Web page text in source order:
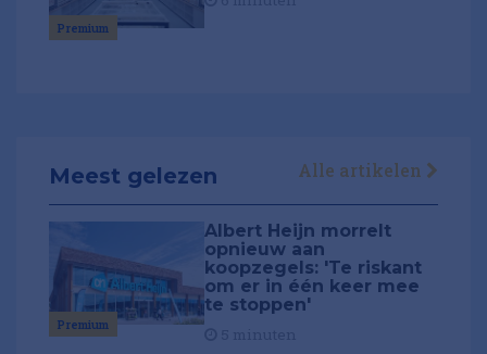
Premium
Meest gelezen Alle artikelen
Premium
Albert Heijn morrelt
opnieuw aan
koopzegels: 'Te riskant
om er in één keer mee
te stoppen'